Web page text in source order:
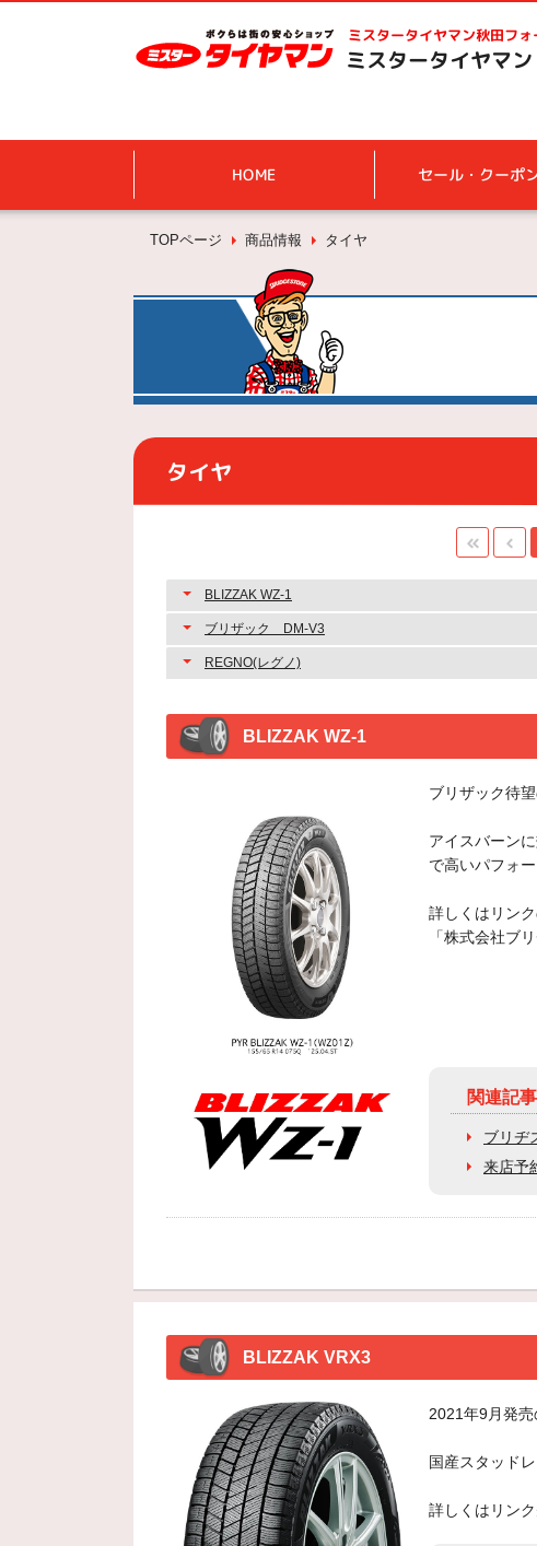
ミスタータイヤマン秋田フォ
ミスタータイヤマ
HOME セール・クーポ
TOPページ 商品情報 タイヤ
タイヤ
BLIZZAK WZ-1
ブリザック DM-V3
REGNO(レグノ)
BLIZZAK WZ-1
ブリザック待
アイスバーン
で高いパフォ
詳しくはリン
「株式会社ブ
関連記事
ブリヂ
来店予
BLIZZAK VRX3
2021年9月発売
国産スタッド
詳しくはリン